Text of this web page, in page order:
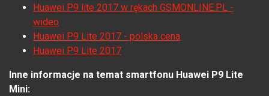
Huawei P9 lite 2017 w rękach GSMONLINE.PL -
wideo
Huawei P9 Lite 2017 - polska cena
Huawei P9 Lite 2017
Inne informacje na temat smartfonu Huawei P9 Lite
Mini: